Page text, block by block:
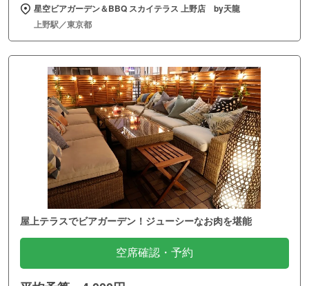
星空ビアガーデン＆BBQ スカイテラス 上野店 by天龍
上野駅／東京都
屋上テラスでビアガーデン！ジューシーなお肉を堪能
空席確認・予約